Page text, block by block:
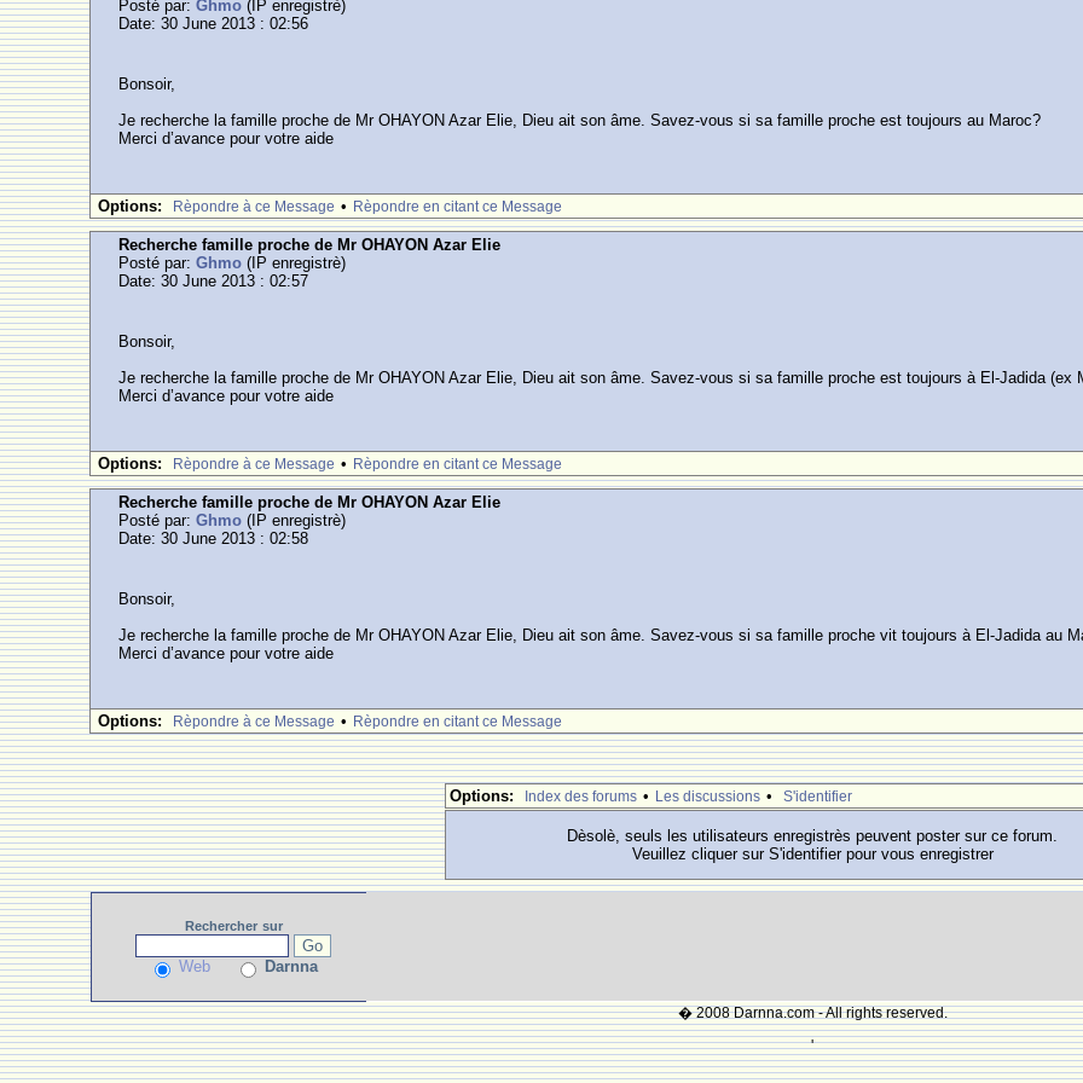
Posté par:Ghmo (IP enregistrè)
Date: 30 June 2013 : 02:56
Bonsoir,
Je recherche la famille proche de Mr OHAYON Azar Elie, Dieu ait son âme. Savez-vous si sa famille proche est toujours au Maroc?
Merci d’avance pour votre aide
Options: Rèpondre à ce Message • Rèpondre en citant ce Message
Recherche famille proche de Mr OHAYON Azar Elie
Posté par:Ghmo (IP enregistrè)
Date: 30 June 2013 : 02:57
Bonsoir,
Je recherche la famille proche de Mr OHAYON Azar Elie, Dieu ait son âme. Savez-vous si sa famille proche est toujours à El-Jadida (ex
Merci d’avance pour votre aide
Options: Rèpondre à ce Message • Rèpondre en citant ce Message
Recherche famille proche de Mr OHAYON Azar Elie
Posté par:Ghmo (IP enregistrè)
Date: 30 June 2013 : 02:58
Bonsoir,
Je recherche la famille proche de Mr OHAYON Azar Elie, Dieu ait son âme. Savez-vous si sa famille proche vit toujours à El-Jadida au
Merci d’avance pour votre aide
Options: Rèpondre à ce Message • Rèpondre en citant ce Message
Options: Index des forums • Les discussions • S'identifier
Dèsolè, seuls les utilisateurs enregistrès peuvent poster sur ce forum.
Veuillez cliquer sur S'identifier pour vous enregistrer
Rechercher sur
Web Darnna
� 2008 Darnna.com - All rights reserved.
'